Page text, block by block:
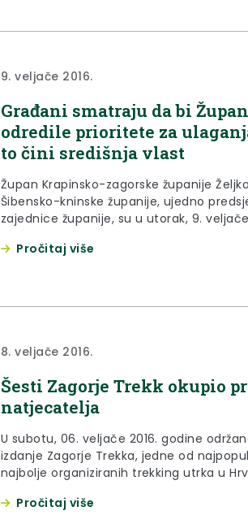
9. veljače 2016.
Građani smatraju da bi
odredile prioritete za
to čini središnja vlast
Župan Krapinsko-zagorske županije
Šibensko-kninske županije, ujedno
zajednice županije, su u utorak, 9.
rezultate istraživanja stava građana o
Pročitaj više
8. veljače 2016.
Šesti Zagorje Trekk okupio
natjecatelja
U subotu, 06. veljače 2016. godine
izdanje Zagorje Trekka, jedne od
najbolje organiziranih trekking utrka u
Pročitaj više